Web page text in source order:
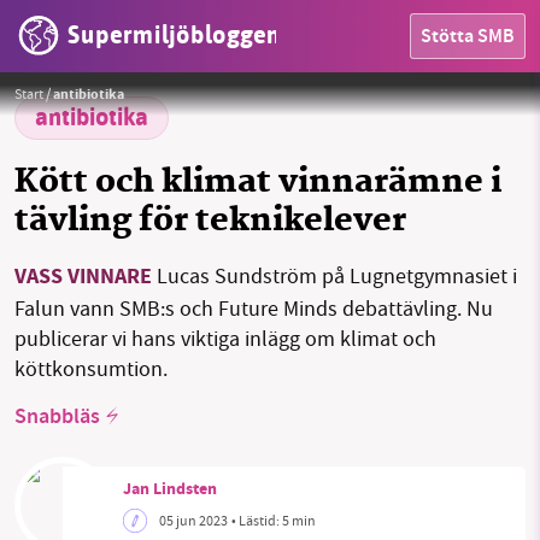
Supermiljöbloggen Stötta SMB
HEM
OMRÅDEN
Start/antibiotika
antibiotika
Kött och klimat vinnarämne i
tävling för teknikelever
VASS VINNARE Lucas Sundström på Lugnetgymnasiet i
Falun vann SMB:s och Future Minds debattävling. Nu
publicerar vi hans viktiga inlägg om klimat och
köttkonsumtion.
Snabbläs
Jan Lindsten
05 jun 2023• Lästid:5 min
Foto: SMB